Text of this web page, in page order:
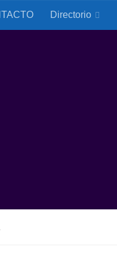
Directorio